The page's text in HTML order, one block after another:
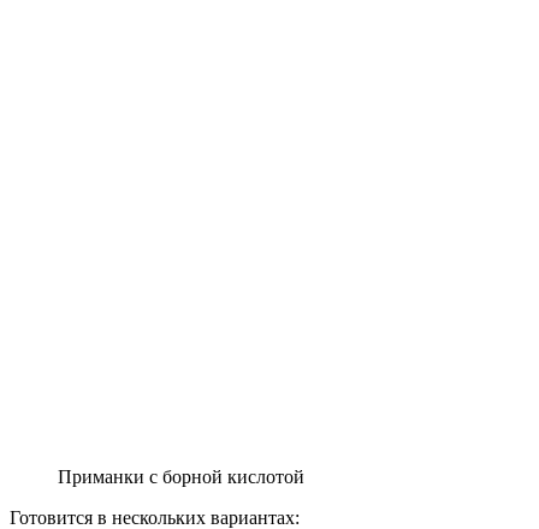
Приманки с борной кислотой
Готовится в нескольких вариантах: